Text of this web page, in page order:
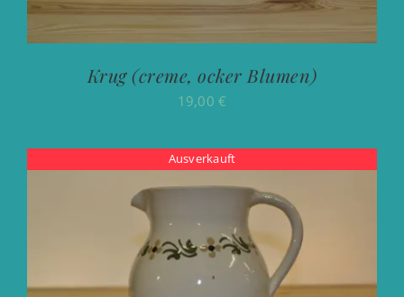
Krug (creme, ocker Blumen)
19,00€
Ausverkauft